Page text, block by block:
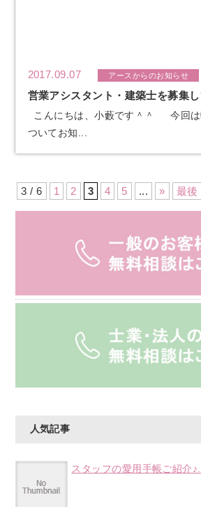
2017.09.07 アースからのお知らせ
営業アシスタント・建築士を募集し
こんにちは、小藪です＾＾ 今回は
ついてお知...
3 / 6 1 2 3 4 5 ... » 最後
人気記事
スタッフの愛用手帳ご紹介